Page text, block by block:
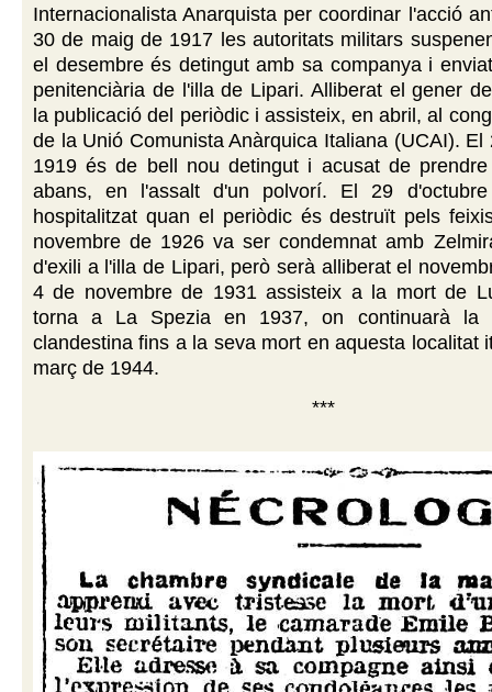
Internacionalista Anarquista per coordinar l'acció
30 de maig de 1917 les autoritats militars
el desembre és detingut amb sa companya i
penitenciària de l'illa de Lipari. Alliberat el gener
la publicació del periòdic i assisteix, en abril, al
de la Unió Comunista Anàrquica Italiana (UCAI). El
1919 és de bell nou detingut i acusat de
abans, en l'assalt d'un polvorí. El 29
hospitalitzat quan el periòdic és destruït pels
novembre de 1926 va ser condemnat amb
d'exili a l'illa de Lipari, però serà alliberat el
4 de novembre de 1931 assisteix a la mort de
torna a La Spezia en 1937, on continuarà la
clandestina fins a la seva mort en aquesta localitat
març de 1944.
***